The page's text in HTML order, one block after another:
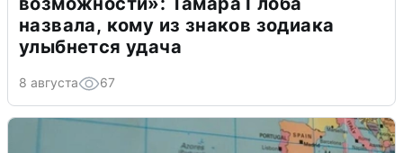
назвала, кому из знаков зодиака
улыбнется удача
8 августа 67